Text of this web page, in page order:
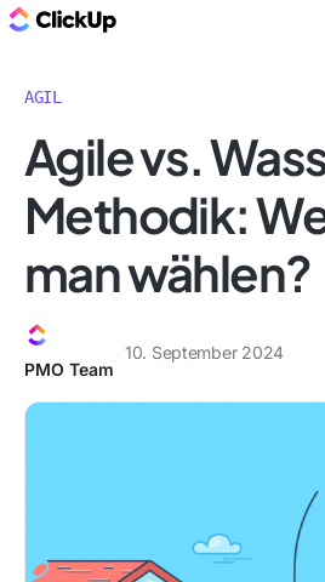
AGIL
Agile vs.
Methodik:
man wählen?
PMO Team
10. September 2024